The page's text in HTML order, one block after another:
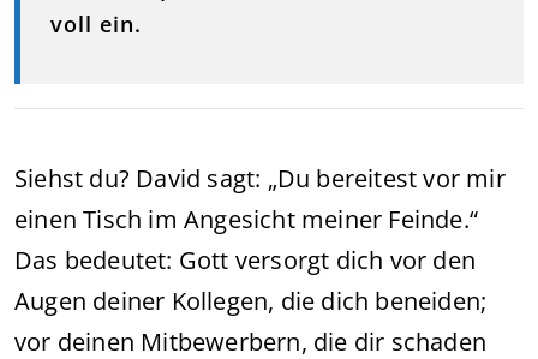
voll ein.
Siehst du? David sagt: „Du bereitest vor mir
einen Tisch im Angesicht meiner Feinde.“
Das bedeutet: Gott versorgt dich vor den
Augen deiner Kollegen, die dich beneiden;
vor deinen Mitbewerbern, die dir schaden